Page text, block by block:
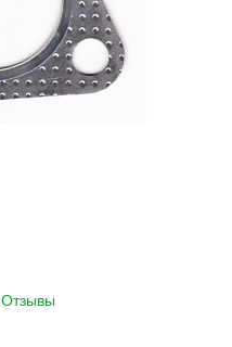
Отзывы